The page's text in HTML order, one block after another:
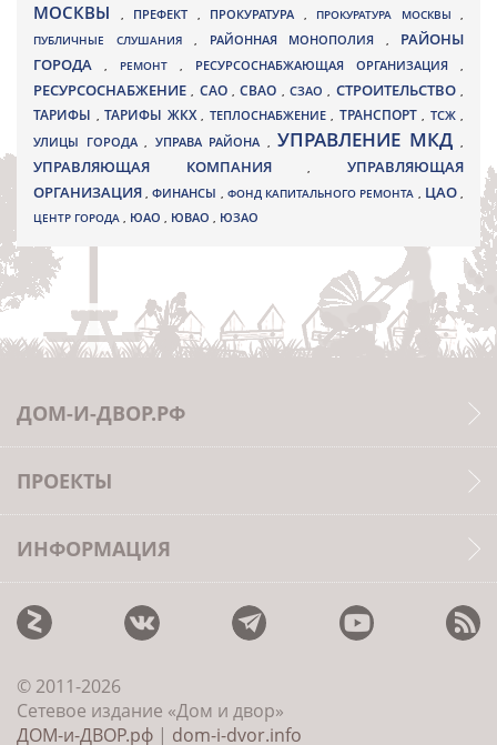
МОСКВЫ
, ПРЕФЕКТ , ПРОКУРАТУРА , ПРОКУРАТУРА МОСКВЫ ,
ПУБЛИЧНЫЕ СЛУШАНИЯ , РАЙОННАЯ МОНОПОЛИЯ , РАЙОНЫ
ГОРОДА
, РЕМОНТ , РЕСУРСОСНАБЖАЮЩАЯ ОРГАНИЗАЦИЯ ,
РЕСУРСОСНАБЖЕНИЕ, САО,СВАО ,СЗАО, СТРОИТЕЛЬСТВО,
ТАРИФЫ , ТАРИФЫ ЖКХ , ТЕПЛОСНАБЖЕНИЕ , ТРАНСПОРТ , ТСЖ ,
УЛИЦЫ ГОРОДА , УПРАВА РАЙОНА , УПРАВЛЕНИЕ МКД ,
УПРАВЛЯЮЩАЯ КОМПАНИЯ,УПРАВЛЯЮЩАЯ
ОРГАНИЗАЦИЯ,ФИНАНСЫ , ФОНД КАПИТАЛЬНОГО РЕМОНТА , ЦАО,
ЦЕНТР ГОРОДА , ЮАО , ЮВАО , ЮЗАО
ДОМ-И-ДВОР.РФ
ПРОЕКТЫ
ИНФОРМАЦИЯ
© 2011-2026
Сетевое издание «Дом и двор»
ДОМ-и-ДВОР.рф | dom-i-dvor.info